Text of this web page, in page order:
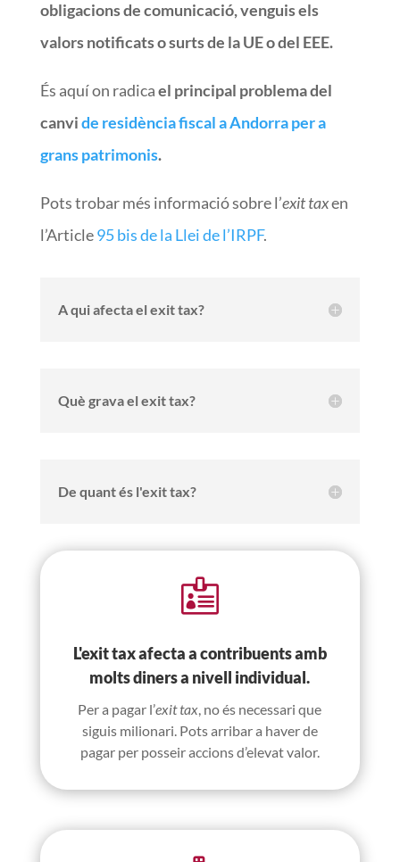
obligacions de comunicació, venguis els
valors notificats o surts de la UE o del EEE.
És aquí on radicael principal problema del
canvide residència fiscal a Andorra per a
grans patrimonis.
Pots trobar més informació sobre l’exit taxen
l’Article95 bis de la Llei de l’IRPF.
A qui afecta el exit tax?
Què grava el exit tax?
De quant és l'exit tax?

L'exit tax afecta a contribuents amb
molts diners a nivell individual.
Per a pagar l’exit tax, no és necessari que
siguis milionari. Pots arribar a haver de
pagar per posseir accions d’elevat valor.